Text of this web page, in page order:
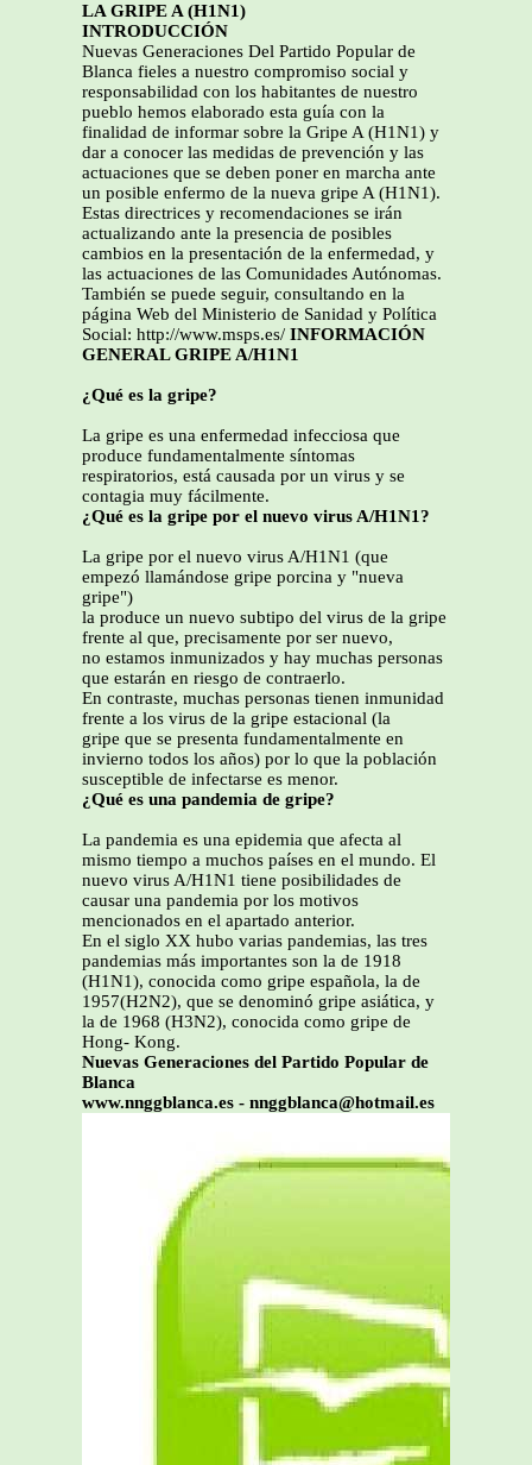
LA GRIPE A (H1N1)
INTRODUCCIÓN
Nuevas Generaciones Del Partido Popular de
Blanca fieles a nuestro compromiso social y
responsabilidad con los habitantes de nuestro
pueblo hemos elaborado esta guía con la
finalidad de informar sobre la Gripe A (H1N1) y
dar a conocer las medidas de prevención y las
actuaciones que se deben poner en marcha ante
un posible enfermo de la nueva gripe A (H1N1).
Estas directrices y recomendaciones se irán
actualizando ante la presencia de posibles
cambios en la presentación de la enfermedad, y
las actuaciones de las Comunidades Autónomas.
También se puede seguir, consultando en la
página Web del Ministerio de Sanidad y Política
Social: http://www.msps.es/ INFORMACIÓN
GENERAL GRIPE A/H1N1
¿Qué es la gripe?
La gripe es una enfermedad infecciosa que
produce fundamentalmente síntomas
respiratorios, está causada por un virus y se
contagia muy fácilmente.
¿Qué es la gripe por el nuevo virus A/H1N1?
La gripe por el nuevo virus A/H1N1 (que
empezó llamándose gripe porcina y "nueva
gripe")
la produce un nuevo subtipo del virus de la gripe
frente al que, precisamente por ser nuevo,
no estamos inmunizados y hay muchas personas
que estarán en riesgo de contraerlo.
En contraste, muchas personas tienen inmunidad
frente a los virus de la gripe estacional (la
gripe que se presenta fundamentalmente en
invierno todos los años) por lo que la población
susceptible de infectarse es menor.
¿Qué es una pandemia de gripe?
La pandemia es una epidemia que afecta al
mismo tiempo a muchos países en el mundo. El
nuevo virus A/H1N1 tiene posibilidades de
causar una pandemia por los motivos
mencionados en el apartado anterior.
En el siglo XX hubo varias pandemias, las tres
pandemias más importantes son la de 1918
(H1N1), conocida como gripe española, la de
1957(H2N2), que se denominó gripe asiática, y
la de 1968 (H3N2), conocida como gripe de
Hong- Kong.
Nuevas Generaciones del Partido Popular de
Blanca
www.nnggblanca.es - nnggblanca@hotmail.es